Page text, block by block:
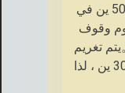
Yasudaya Ryokan! يبدو أنه 500 ين في
وقوف
تغريم
المواقف غير المصرح بها 30000 ين ، لذا